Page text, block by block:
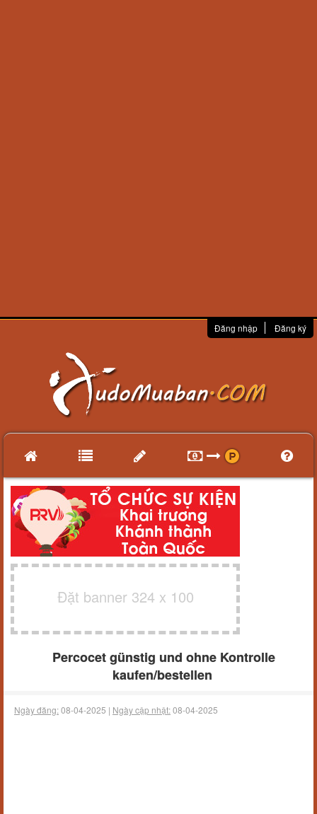
Đăng nhập Đăng ký
Đặt banner 324 x 100
Percocet günstig und ohne Kontrolle
kaufen/bestellen
Ngày đăng:08-04-2025 | Ngày cập nhật:08-04-2025